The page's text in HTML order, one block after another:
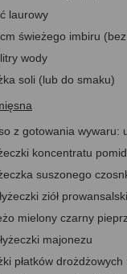
laurowy
świeżego imbiru
wody
soli (lub do smaku)
z gotowania wywaru:
koncentratu
suszonego
ziół
mielony czarny
majonezu
płatków